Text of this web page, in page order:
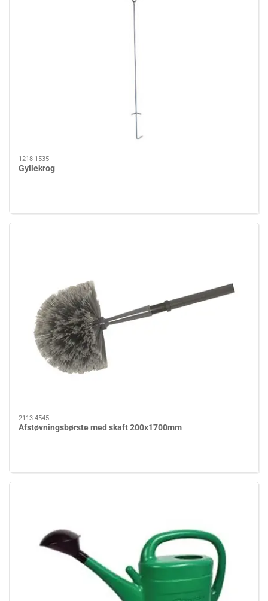
1218-1535
Gyllekrog
2113-4545
Afstøvningsbørste med skaft 200x1700mm